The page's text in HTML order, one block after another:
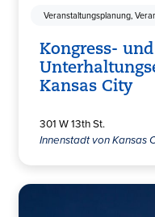
Veranstaltungsplanung,
Kongress- und
Kansas City
301 W 13th St.
Innenstadt von Kansas